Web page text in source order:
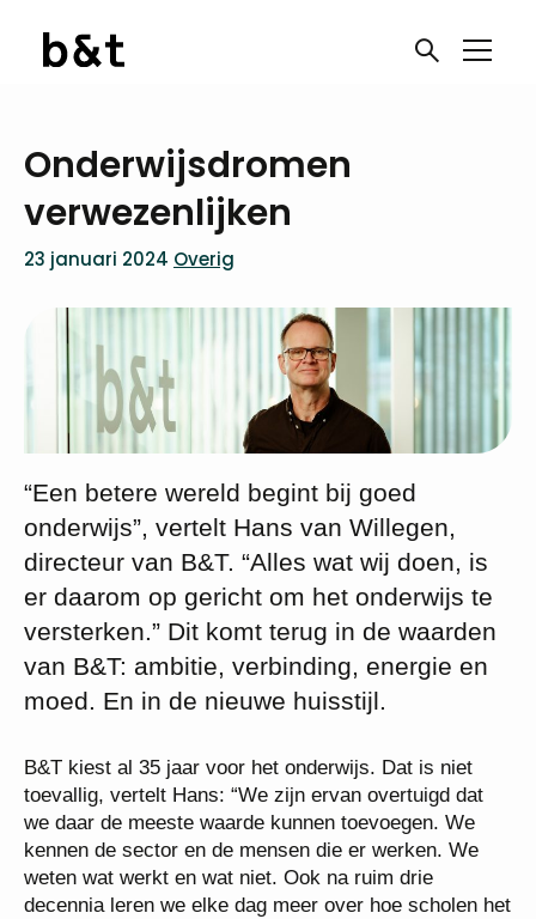
Onderwijsdromen
verwezenlijken
23 januari 2024 Overig
“Een betere wereld begint bij goed
onderwijs”, vertelt Hans van Willegen,
directeur van B&T. “Alles wat wij doen, is
er daarom op gericht om het onderwijs te
versterken.” Dit komt terug in de waarden
van B&T: ambitie, verbinding, energie en
moed. En in de nieuwe huisstijl.
B&T kiest al 35 jaar voor het onderwijs. Dat is niet
toevallig, vertelt Hans: “We zijn ervan overtuigd dat
we daar de meeste waarde kunnen toevoegen. We
kennen de sector en de mensen die er werken. We
weten wat werkt en wat niet. Ook na ruim drie
decennia leren we elke dag meer over hoe scholen het